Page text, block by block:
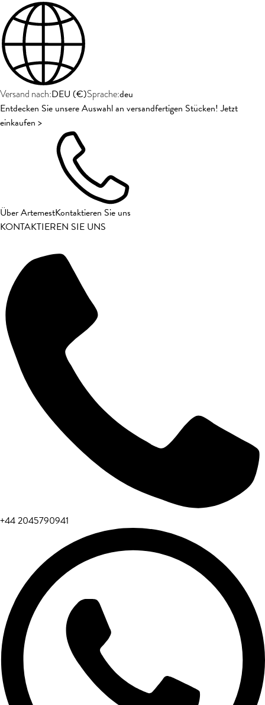
Versand nach:DEU (€)Sprache:deu
Entdecken Sie unsere Auswahl an versandfertigen Stücken! Jetzt
einkaufen >
Über ArtemestKontaktieren Sie uns
KONTAKTIEREN SIE UNS
+44 2045790941